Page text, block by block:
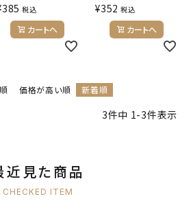
385 税込
カートへ
¥352 税込
カートへ
価格が高い順 新着順
3件中 1-3件表示
近見た商品
CHECKED ITEM